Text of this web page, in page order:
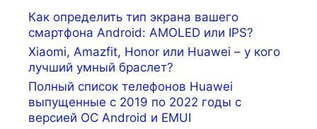
Как определить тип экрана вашего
смартфона Android: AMOLED или IPS?
Xiaomi, Amazfit, Honor или Huawei – у кого
лучший умный браслет?
Полный список телефонов Huawei
выпущенные с 2019 по 2022 годы с
версией ОС Android и EMUI